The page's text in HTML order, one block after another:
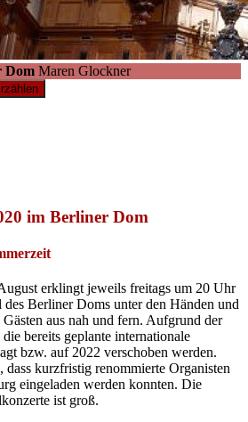
Dom Maren Glockner
im Berliner Dom
erklingt jeweils freitags um 20 Uhr
des Berliner Doms unter den Händen und
aus nah und fern. Aufgrund der
bereits geplante internationale
bzw. auf 2022 verschoben werden.
kurzfristig renommierte Organisten
eingeladen werden konnten. Die
ist groß.